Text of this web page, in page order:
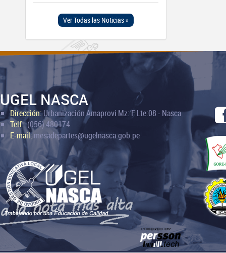
Ver Todas las Noticias »
UGEL NASCA
Dirección:Urbanización Amaprovi Mz: F Lte:08 - Nasca
Telf.:(056) 480174
E-mail:mesadepartes@ugelnasca.gob.pe